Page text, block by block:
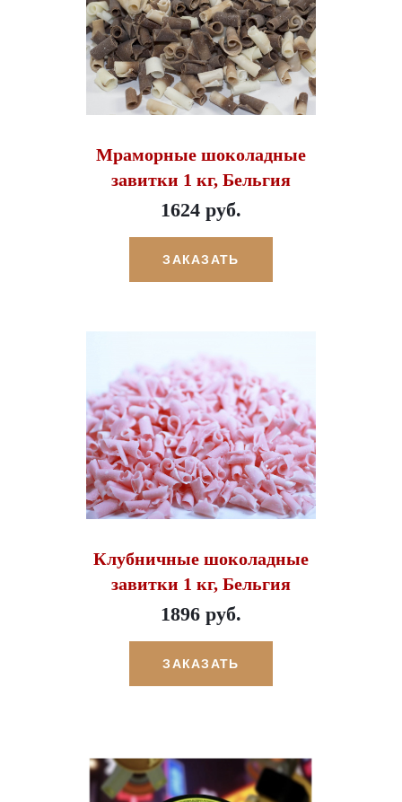
Мраморные шоколадные
завитки 1 кг, Бельгия
1624 руб.
ЗАКАЗАТЬ
Клубничные шоколадные
завитки 1 кг, Бельгия
1896 руб.
ЗАКАЗАТЬ